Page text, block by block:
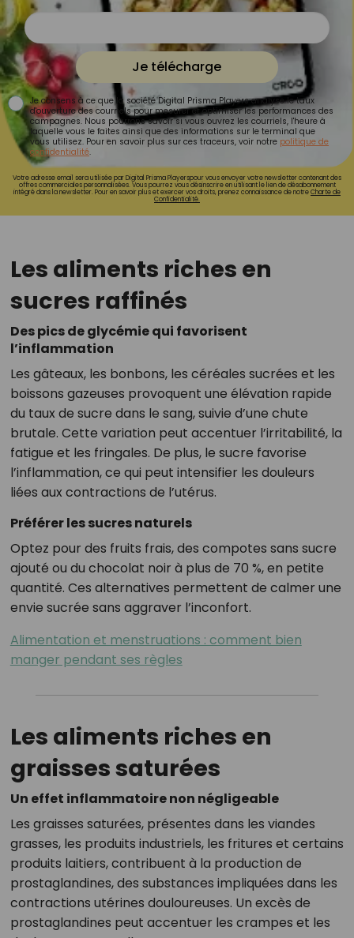
Je télécharge
Je consens à ce que la société Digital Prisma Players analyse le taux
d'ouverture des courriels pour mesurer et optimiser les performances des
campagnes. Nous pourrons savoir si vous ouvrez les courriels, l'heure à
laquelle vous le faites ainsi que des informations sur le terminal que
vous utilisez. Pour en savoir plus sur ces traceurs, voir notre politique de
confidentialité.
Votre adresse email sera utilisée par Digital Prisma Playerspour vous envoyer votre newsletter contenant des
offres commerciales personnalisées. Vous pourrez vous désinscrire en utilisant le lien de désabonnement
intégré dans la newsletter. Pour en savoir plus et exercer vos droits, prenez connaissance de notreCharte de
Confidentialité.
Les aliments riches en
sucres raffinés
Des pics de glycémie qui favorisent
l’inflammation
Les gâteaux, les bonbons, les céréales sucrées et les
boissons gazeuses provoquent une élévation rapide
du taux de sucre dans le sang, suivie d’une chute
brutale. Cette variation peut accentuer l’irritabilité, la
fatigue et les fringales. De plus, le sucre favorise
l’inflammation, ce qui peut intensifier les douleurs
liées aux contractions de l’utérus.
Préférer les sucres naturels
Optez pour des fruits frais, des compotes sans sucre
ajouté ou du chocolat noir à plus de 70 %, en petite
quantité. Ces alternatives permettent de calmer une
envie sucrée sans aggraver l’inconfort.
Alimentation et menstruations : comment bien
manger pendant ses règles
Les aliments riches en
graisses saturées
Un effet inflammatoire non négligeable
Les graisses saturées, présentes dans les viandes
grasses, les produits industriels, les fritures et certains
produits laitiers, contribuent à la production de
prostaglandines, des substances impliquées dans les
contractions utérines douloureuses. Un excès de
prostaglandines peut accentuer les crampes et les